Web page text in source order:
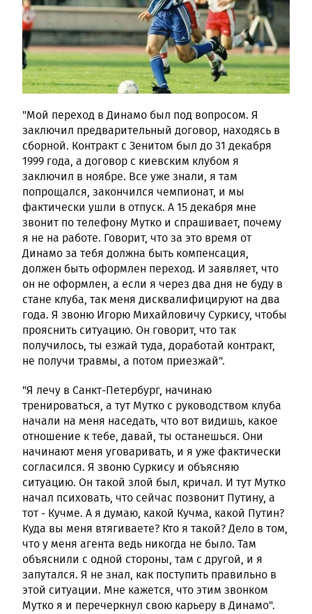
"Мой переход в Динамо был под вопросом. Я
заключил предварительный договор, находясь в
сборной. Контракт с Зенитом был до 31 декабря
1999 года, а договор с киевским клубом я
заключил в ноябре. Все уже знали, я там
попрощался, закончился чемпионат, и мы
фактически ушли в отпуск. А 15 декабря мне
звонит по телефону Мутко и спрашивает, почему
я не на работе. Говорит, что за это время от
Динамо за тебя должна быть компенсация,
должен быть оформлен переход. И заявляет, что
он не оформлен, а если я через два дня не буду в
стане клуба, так меня дисквалифицируют на два
года. Я звоню Игорю Михайловичу Суркису, чтобы
прояснить ситуацию. Он говорит, что так
получилось, ты езжай туда, доработай контракт,
не получи травмы, а потом приезжай".
"Я лечу в Санкт-Петербург, начинаю
тренироваться, а тут Мутко с руководством клуба
начали на меня наседать, что вот видишь, какое
отношение к тебе, давай, ты останешься. Они
начинают меня уговаривать, и я уже фактически
согласился. Я звоню Суркису и объясняю
ситуацию. Он такой злой был, кричал. И тут Мутко
начал психовать, что сейчас позвонит Путину, а
тот - Кучме. А я думаю, какой Кучма, какой Путин?
Куда вы меня втягиваете? Кто я такой? Дело в том,
что у меня агента ведь никогда не было. Там
объяснили с одной стороны, там с другой, и я
запутался. Я не знал, как поступить правильно в
этой ситуации. Мне кажется, что этим звонком
Мутко я и перечеркнул свою карьеру в Динамо".